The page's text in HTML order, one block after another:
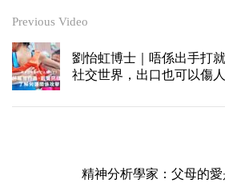
Previous Video
劉怡虹博士｜唔係出手打
社交世界，出口也可以傷
精神分析學家：父母的